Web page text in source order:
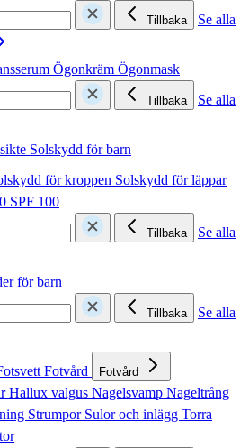
Tillbaka
Se alla
Ögonkräm Ögonmask
Tillbaka
Se alla
Solskydd för barn
för kroppen Solskydd för läppar
SPF 100
Tillbaka
Se alla
för barn
Tillbaka
Se alla
Fotvård Fotvård
Hallux valgus Nagelsvamp Nageltrång
Strumpor Sulor och inlägg Torra